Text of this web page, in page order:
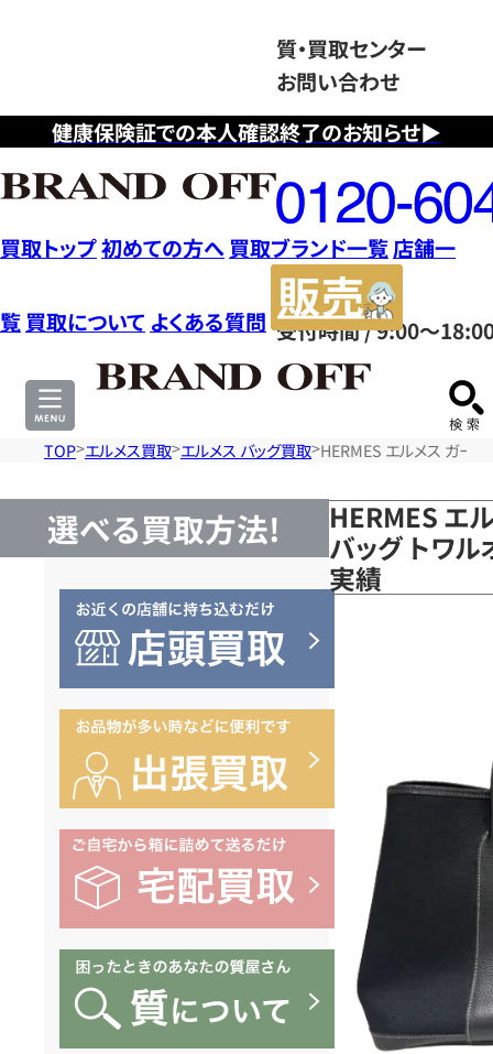
健康保険証での本人確認終了のお知らせ▶
質・買取センター
お問い合わせ
フ
リ
ー
ダ
イ
ヤ
ル
0120604117
受付時間 / 9:00～
買取トップ初めての方へ 買取ブランド一覧店舗一
覧 買取について よくある質問
サ
TOP エルメス買取 エルメス バッグ買取 HERMES エルメス ガー
選べる買取方法!
HERMES エ
バッグ トワル
実績